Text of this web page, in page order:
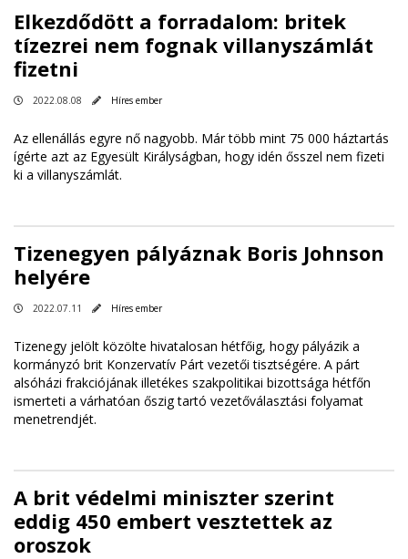
Elkezdődött a forradalom: britek
tízezrei nem fognak villanyszámlát
fizetni
2022.08.08 Híres ember
Az ellenállás egyre nő nagyobb. Már több mint 75 000 háztartás
ígérte azt az Egyesült Királyságban, hogy idén ősszel nem fizeti
ki a villanyszámlát.
Tizenegyen pályáznak Boris Johnson
helyére
2022.07.11 Híres ember
Tizenegy jelölt közölte hivatalosan hétfőig, hogy pályázik a
kormányzó brit Konzervatív Párt vezetői tisztségére. A párt
alsóházi frakciójának illetékes szakpolitikai bizottsága hétfőn
ismerteti a várhatóan őszig tartó vezetőválasztási folyamat
menetrendjét.
A brit védelmi miniszter szerint
eddig 450 embert vesztettek az
oroszok